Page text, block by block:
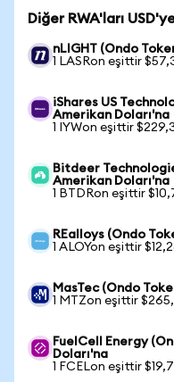
Diğer RWA'ları
nLIGHT (Ondo
1 LASRon eşittir
iShares US
Amerikan Doları'na
1 IYWon eşittir
Bitdeer
Amerikan Doları'na
1 BTDRon eşittir
REalloys (Ondo
1 ALOYon eşittir
MasTec (Ondo
1 MTZon eşittir
FuelCell Energy
Doları'na
1 FCELon eşittir